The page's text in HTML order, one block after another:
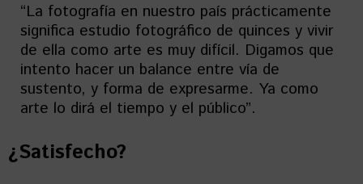
“La fotografía en nuestro país prácticamente
significa estudio fotográfico de quinces y vivir
de ella como arte es muy difícil. Digamos que
intento hacer un balance entre vía de
sustento, y forma de expresarme. Ya como
arte lo dirá el tiempo y el público”.
¿Satisfecho?